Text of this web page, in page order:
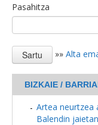
Pasahitza
»» Alta
BIZKAIE /
Artea neurtzea
Balendin